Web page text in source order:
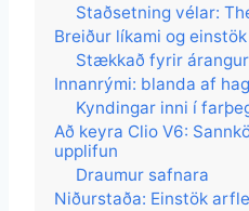
Staðsetning vélar:
Breiður líkami og
Stækkað fyrir árangur
Innanrými: blanda af
Kyndingar inni í
Að keyra Clio V6:
upplifun
Draumur safnara
Niðurstaða: Einstök